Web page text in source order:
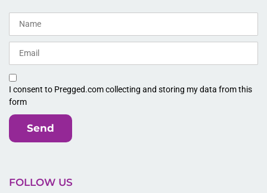
I consent to Pregged.com collecting and storing my data from this
form
Send
FOLLOW US